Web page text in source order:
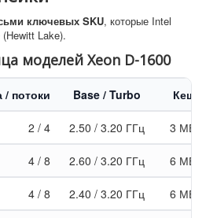
ключевых SKU, которые Intel
Lake).
моделей Xeon D-1600
/ потоки Base / Turbo Кеш
2 / 4 2.50 / 3.20 ГГц 3 МБ
4 / 8 2.60 / 3.20 ГГц 6 МБ
4 / 8 2.40 / 3.20 ГГц 6 МБ